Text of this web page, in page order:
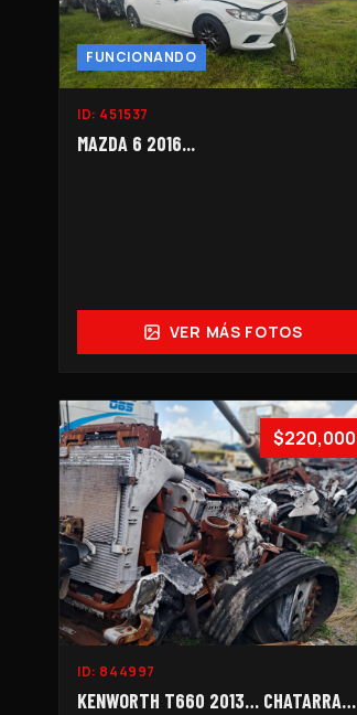
FUNCIONANDO
ID: 451537
MAZDA 6 2016...
VER MÁS FOTOS
$220,000
ID: 844997
KENWORTH T660 2013… CHATARRA…